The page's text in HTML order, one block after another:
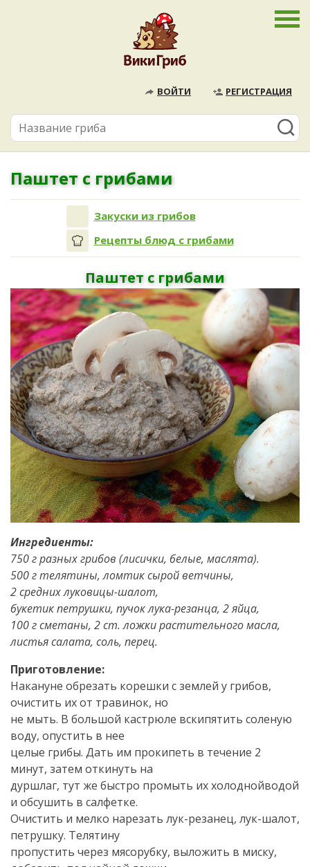
ВОЙТИ РЕГИСТРАЦИЯ
Паштет с грибами
Закуски из грибов
Рецепты блюд с грибами
Паштет с грибами
Ингредиенты:
750 г разных грибов (лисички, белые, маслята).
500 г телятины, ломтик сырой ветчины,
2 средних луковицы-шалот,
букетик петрушки, пучок лука-резанца, 2 яйца,
100 г сметаны, 2 ст. ложки растительного масла,
листья салата, соль, перец.
Приготовление:
Накануне обрезать корешки с землей у грибов,
очистить их от травинок, но
не мыть. В большой кастрюле вскипятить соленую
воду, опустить в нее
целые грибы. Дать им прокипеть в течение 2
минут, затем откинуть на
дуршлаг, тут же быстро промыть их холоднойводой
и обсушить в салфетке.
Очистить и мелко нарезать лук-резанец, лук-шалот,
петрушку. Телятину
пропустить через мясорубку, выложить в миску,